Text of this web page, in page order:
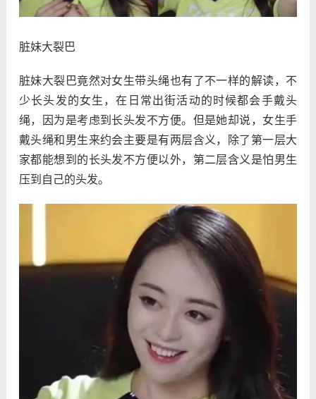
脏妹大裂巴
脏妹大裂巴竟然对女生带头绳也有了不一样的解读，不
少长头发的女生，在日常出街活动的时候都会手戴头
绳，因为是考虑到长头发不方便。但是她却说，女生手
戴头绳和男生来约会主要是有两层含义，除了第一层大
家都能想到的长头发不方便以外，第二层含义是怕男生
压到自己的头发。